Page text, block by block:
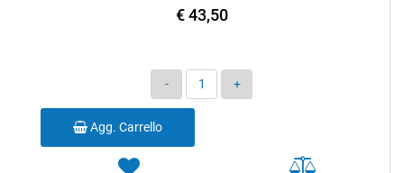
€ 43,50
Quantità
Agg. Carrello